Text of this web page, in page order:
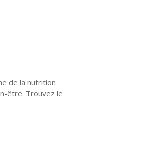
de la nutrition
être. Trouvez le